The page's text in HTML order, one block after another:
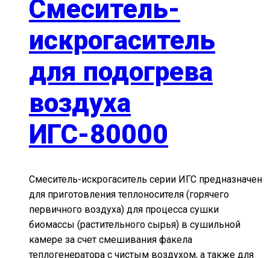
Смеситель-
искрогаситель
для подогрева
воздуха
ИГС-80000
Смеситель-искрогаситель серии ИГС предназначен
для приготовления теплоносителя (горячего
первичного воздуха) для процесса сушки
биомассы (растительного сырья) в сушильной
камере за счет смешивания факела
теплогенератора с чистым воздухом, а также для